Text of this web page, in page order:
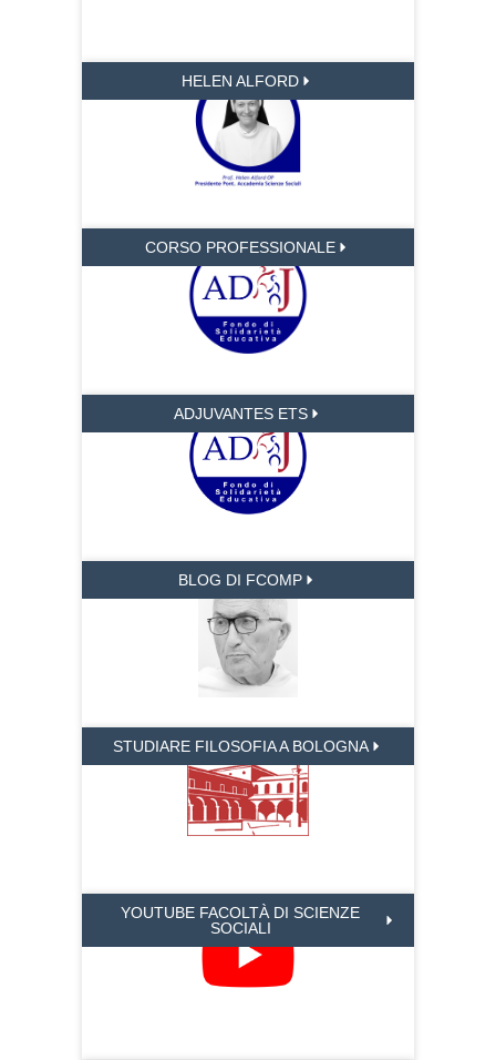
HELEN ALFORD
CORSO PROFESSIONALE
ADJUVANTES ETS
BLOG DI FCOMP
STUDIARE FILOSOFIA A BOLOGNA
YOUTUBE FACOLTÀ DI SCIENZE
SOCIALI